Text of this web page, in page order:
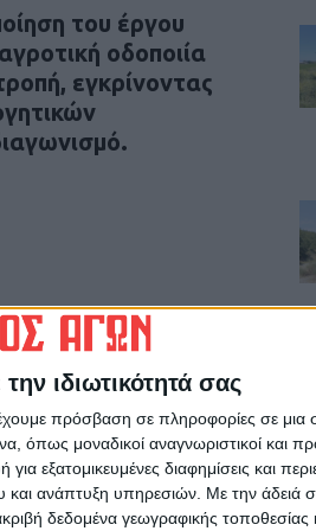
ιδιωτικότητά σας
πρόσβαση σε πληροφορίες σε
όπως μοναδικοί αναγνωριστικοί και
εξατομικευμένες διαφημίσεις και
και ανάπτυξη υπηρεσιών. Με την άδειά
δεδομένα γεωγραφικής τοποθεσίας
του έργου
οδοποιία
εγκρίνοντας
News!
της Θεσσαλίας
ΕΠΟΜΕΝΟ ΑΡΘΡΟ
στο έργο ύδρευσης της